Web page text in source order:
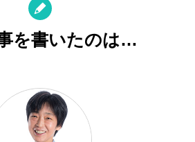
を書いたのは…